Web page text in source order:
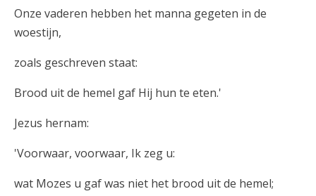
Onze vaderen hebben het manna gegeten in de
woestijn,
zoals geschreven staat:
Brood uit de hemel gaf Hij hun te eten.'
Jezus hernam:
'Voorwaar, voorwaar, Ik zeg u:
wat Mozes u gaf was niet het brood uit de hemel;